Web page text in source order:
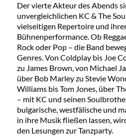
Der vierte Akteur des Abends
unvergleichlichen KC & The
vielseitigen Repertoire und
Bühnenperformance. Ob
Rock oder Pop – die Band
Genres. Von Coldplay bis Joe
zu James Brown, von Michael
über Bob Marley zu Stevie
Williams bis Tom Jones, über
– mit KC und seinen
bulgarische, westfälische und
in ihre Musik fließen lassen,
den Lesungen zur Tanzparty.